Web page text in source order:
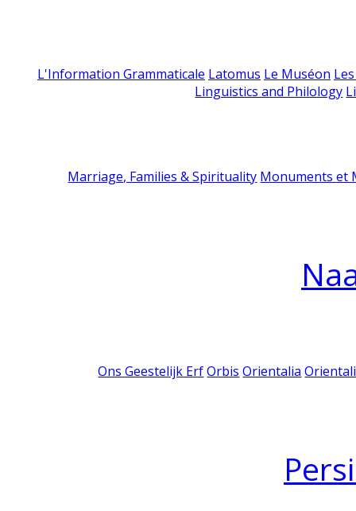
L'Information Grammaticale Latomus Le Muséon
Linguistics and Philology
Marriage, Families & Spirituality Monuments et
Ons Geestelijk Erf Orbis Orientalia